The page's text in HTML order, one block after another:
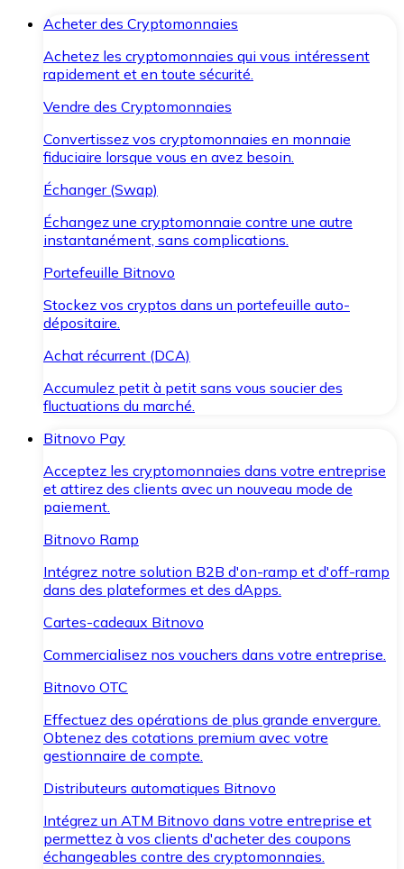
Acheter des Cryptomonnaies
Achetez les cryptomonnaies qui vous intéressent
rapidement et en toute sécurité.
Vendre des Cryptomonnaies
Convertissez vos cryptomonnaies en monnaie
fiduciaire lorsque vous en avez besoin.
Échanger (Swap)
Échangez une cryptomonnaie contre une autre
instantanément, sans complications.
Portefeuille Bitnovo
Stockez vos cryptos dans un portefeuille auto-
dépositaire.
Achat récurrent (DCA)
Accumulez petit à petit sans vous soucier des
fluctuations du marché.
Bitnovo Pay
Acceptez les cryptomonnaies dans votre entreprise
et attirez des clients avec un nouveau mode de
paiement.
Bitnovo Ramp
Intégrez notre solution B2B d'on-ramp et d'off-ramp
dans des plateformes et des dApps.
Cartes-cadeaux Bitnovo
Commercialisez nos vouchers dans votre entreprise.
Bitnovo OTC
Effectuez des opérations de plus grande envergure.
Obtenez des cotations premium avec votre
gestionnaire de compte.
Distributeurs automatiques Bitnovo
Intégrez un ATM Bitnovo dans votre entreprise et
permettez à vos clients d'acheter des coupons
échangeables contre des cryptomonnaies.